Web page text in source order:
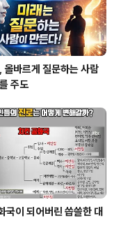
올바르게 질문하는 사람
주도
국이 되어버린 씁쓸한 대